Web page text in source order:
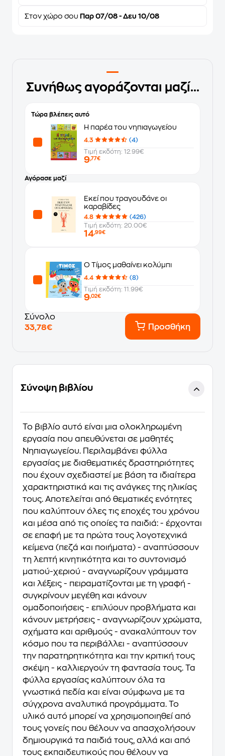
Στον χώρο σου Παρ 07/08 - Δευ 10/08
Συνήθως αγοράζονται μαζί...
Τώρα βλέπεις αυτό
Η παρέα του νηπιαγωγείου
4.3
(4)
Τιμή εκδότη: 12.99€
9,77€
Αγόρασε μαζί
Εκεί που τραγουδάνε οι
καραβίδες
4.8
(426)
Τιμή εκδότη: 20.00€
14,99€
O Τίμος μαθαίνει κολύμπι
4.4
(8)
Τιμή εκδότη: 11.99€
9,02€
Σύνολο
33,78€
Προσθήκη
Σύνοψη βιβλίου
Το βιβλίο αυτό είναι μια ολοκληρωμένη
εργασία που απευθύνεται σε μαθητές
Νηπιαγωγείου. Περιλαμβάνει φύλλα
εργασίας με διαθεματικές δραστηριότητες
που έχουν σχεδιαστεί με βάση τα ιδιαίτερα
χαρακτηριστικά και τις ανάγκες της ηλικίας
τους. Αποτελείται από θεματικές ενότητες
που καλύπτουν όλες τις εποχές του χρόνου
και μέσα από τις οποίες τα παιδιά: - έρχονται
σε επαφή με τα πρώτα τους λογοτεχνικά
κείμενα (πεζά και ποιήματα) - αναπτύσσουν
τη λεπτή κινητικότητα και το συντονισμό
ματιού-χεριού - αναγνωρίζουν γράμματα
και λέξεις - πειραματίζονται με τη γραφή -
συγκρίνουν μεγέθη και κάνουν
ομαδοποιήσεις - επιλύουν προβλήματα και
κάνουν μετρήσεις - αναγνωρίζουν χρώματα,
σχήματα και αριθμούς - ανακαλύπτουν τον
κόσμο που τα περιβάλλει - αναπτύσσουν
την παρατηρητικότητα και την κριτική τους
σκέψη - καλλιεργούν τη φαντασία τους. Τα
φύλλα εργασίας καλύπτουν όλα τα
γνωστικά πεδία και είναι σύμφωνα με τα
σύγχρονα αναλυτικά προγράμματα. Το
υλικό αυτό μπορεί να χρησιμοποιηθεί από
τους γονείς που θέλουν να απασχολήσουν
δημιουργικά τα παιδιά τους, αλλά και από
τους εκπαιδευτικούς που θέλουν να